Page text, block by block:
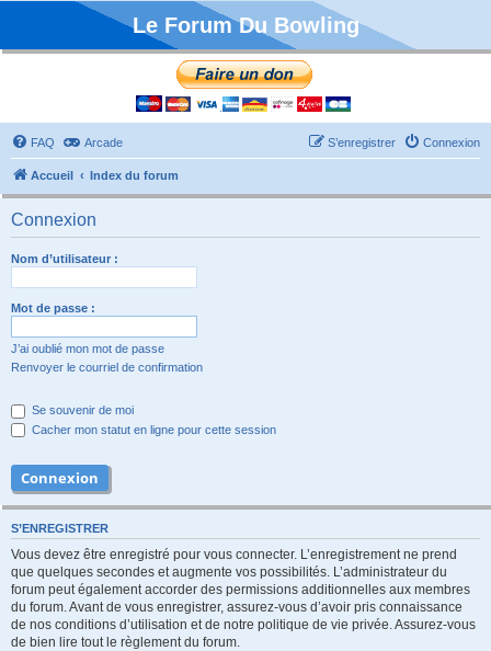
Le Forum Du Bowling
FAQ Arcade Connexion
S’enregistrer
Accueil Index du forum
Connexion
Nom d’utilisateur :
Mot de passe :
J’ai oublié mon mot de passe
Renvoyer le courriel de confirmation
Se souvenir de moi
Cacher mon statut en ligne pour cette session
S’ENREGISTRER
Vous devez être enregistré pour vous connecter. L’enregistrement ne prend
que quelques secondes et augmente vos possibilités. L’administrateur du
forum peut également accorder des permissions additionnelles aux membres
du forum. Avant de vous enregistrer, assurez-vous d’avoir pris connaissance
de nos conditions d’utilisation et de notre politique de vie privée. Assurez-vous
de bien lire tout le règlement du forum.